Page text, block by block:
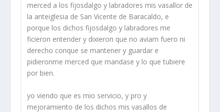
merced a los fijosdalgo y labradores mis vasallor de
la anteiglesia de San Vicente de Baracaldo, e
porque los dichos fijosdalgo y labradores me
ficieron entender y dixieron que no aviam fuero ni
derecho conque se mantener y guardar e
pidieronme merced que mandase y lo que tubiere
por bien.
yo viendo que es mio servicio, y pro y
mejoramiento de los dichos mis vasallos de